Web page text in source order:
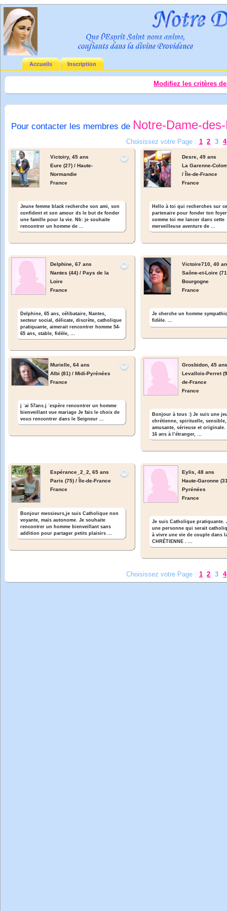
Accueils Inscription
Modifiez les critères
Pour contacter les membres de Notre-Dame-
Choisissez votre Page : 1 2 3 4
Victoiry, 45 ans
Eure (27) / Haute-
Normandie
France
Jeune femme black recherche son ami, son
confident et son amour ds le but de fonder
une famille pour la vie. Nb: je souhaite
rencontrer un homme de ...
Desre, 49 ans
La Garenne-
/ Île-de-France
France
Hello à toi qui recherches sur
partenaire pour fonder ton
comme toi me lancer dans cette
merveilleuse aventure de ...
Delphine, 67 ans
Nantes (44) / Pays de la
Loire
France
Delphine, 65 ans, célibataire, Nantes,
secteur social, délicate, discrète, catholique
pratiquante, aimerait rencontrer homme 54-
65 ans, stable, fidèle, ...
Victoire710, 40
Saône-et-Loire
Bourgogne
France
Je cherche un homme
fidèle. ...
Murielle, 64 ans
Albi (81) / Midi-Pyrénées
France
j ʾai 57ans.j ʾespère rencontrer un homme
bienveillant vue mariage Je fais le choix de
vous rencontrer dans le Seigneur ...
Grosbidon, 45
Levallois-Perret
de-France
France
Bonjour à tous :) Je suis une
chrétienne, spirituelle,
amusante, sérieuse et originale.
16 ans à l’étranger, ...
Espérance_2_2,
65 ans
Paris (75) / Île-de-France
France
Bonjour messieurs,je suis Catholique non
voyante, mais autonome. Je souhaite
rencontrer un homme bienveillant sans
addition pour partager petits plaisirs ...
Eylis,
48 ans
Haute-Garonne
Pyrénées
France
Je suis Catholique pratiquante.
une personne qui serait
à vivre une vie de couple dans
CHRÉTIENNE . ...
Choisissez votre Page : 1 2 3 4